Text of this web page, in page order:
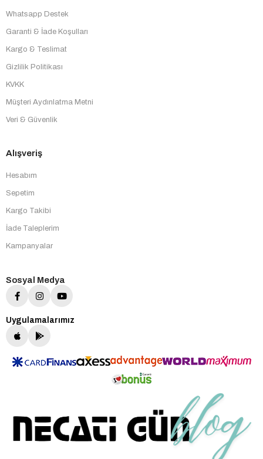
Whatsapp Destek
Garanti & İade Koşulları
Kargo & Teslimat
Gizlilik Politikası
KVKK
Müşteri Aydınlatma Metni
Veri & Güvenlik
Alışveriş
Hesabım
Sepetim
Kargo Takibi
İade Taleplerim
Kampanyalar
Sosyal Medya
Uygulamalarımız